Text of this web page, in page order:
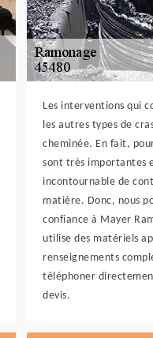
Les interventions qui
les autres types de
cheminée. En fait,
sont très importantes
incontournable de
matière. Donc, nous
confiance à Mayer
utilise des matériels
renseignements
téléphoner
devis.